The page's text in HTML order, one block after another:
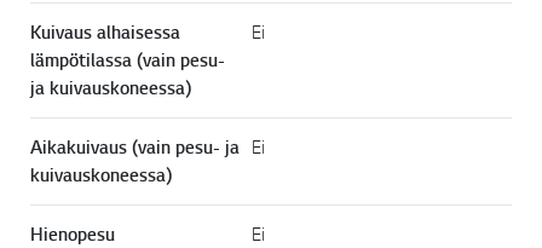
Kuivaus alhaisessa
lämpötilassa (vain pesu-
ja kuivauskoneessa)
Ei
Aikakuivaus (vain pesu- ja
kuivauskoneessa)
Ei
Hienopesu Ei